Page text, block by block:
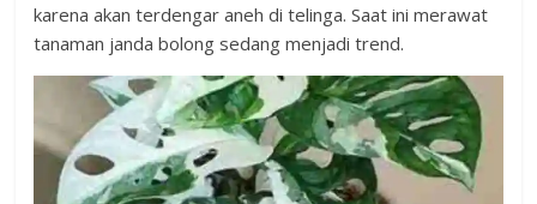
karena akan terdengar aneh di telinga. Saat ini merawat
tanaman janda bolong sedang menjadi trend.